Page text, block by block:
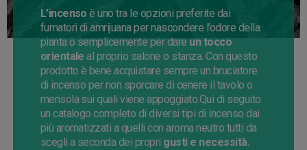
L’incenso è uno tra le opzioni preferite dai
fumatori di amrijuana per nascondere l’odore della
pianta o semplicemente per dareun tocco
orientale al proprio salone o stanza. Con questo
prodotto è bene acquistare sempre un bruciatore
di incenso per non sporcare di cenere il tavolo o
mensola sui quali viene appoggiato.Qui di seguito
un catalogo completo di diversi tipi di incenso dai
più aromatizzati a quelli con aroma neutro tutti da
scegli a seconda dei propri gusti e necessità.